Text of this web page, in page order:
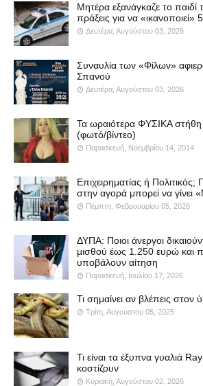
Μητέρα εξανάγκαζε το παιδί
πράξεις για να «ικανοποιεί»
Δευτέρα, Αυγούστου 03, 2026
Συναυλία των «Φίλων»
Σπανού
Δευτέρα, Αυγούστου 03, 2026
Τα ωραιότερα ΦΥΣΙΚΑ
(φωτό/βίντεο)
Παρασκευή, Νοεμβρίου 14, 2014
Επιχειρηματίας ή Πολιτικός;
στην αγορά μπορεί να γίνει
Πέμπτη, Φεβρουαρίου 05, 2026
ΔΥΠΑ: Ποιοι άνεργοι
μισθού έως 1.250 ευρώ και
υποβάλουν αίτηση
Παρασκευή, Ιουλίου 17, 2026
Τι σημαίνει αν βλέπεις στον
Τρίτη, Αυγούστου 05, 2025
Τι είναι τα έξυπνα γυαλιά
κοστίζουν
Κυριακή, Αυγούστου 02, 2026